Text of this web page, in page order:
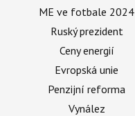
ME ve fotbale 2024
Ruský prezident
Ceny energií
Evropská unie
Penzijní reforma
Vynález